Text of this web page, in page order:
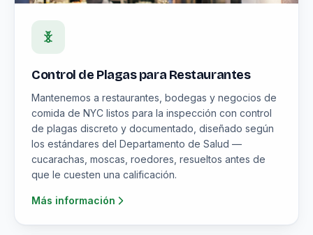
Control de Plagas para Restaurantes
Mantenemos a restaurantes, bodegas y negocios de
comida de NYC listos para la inspección con control
de plagas discreto y documentado, diseñado según
los estándares del Departamento de Salud —
cucarachas, moscas, roedores, resueltos antes de
que le cuesten una calificación.
Más información